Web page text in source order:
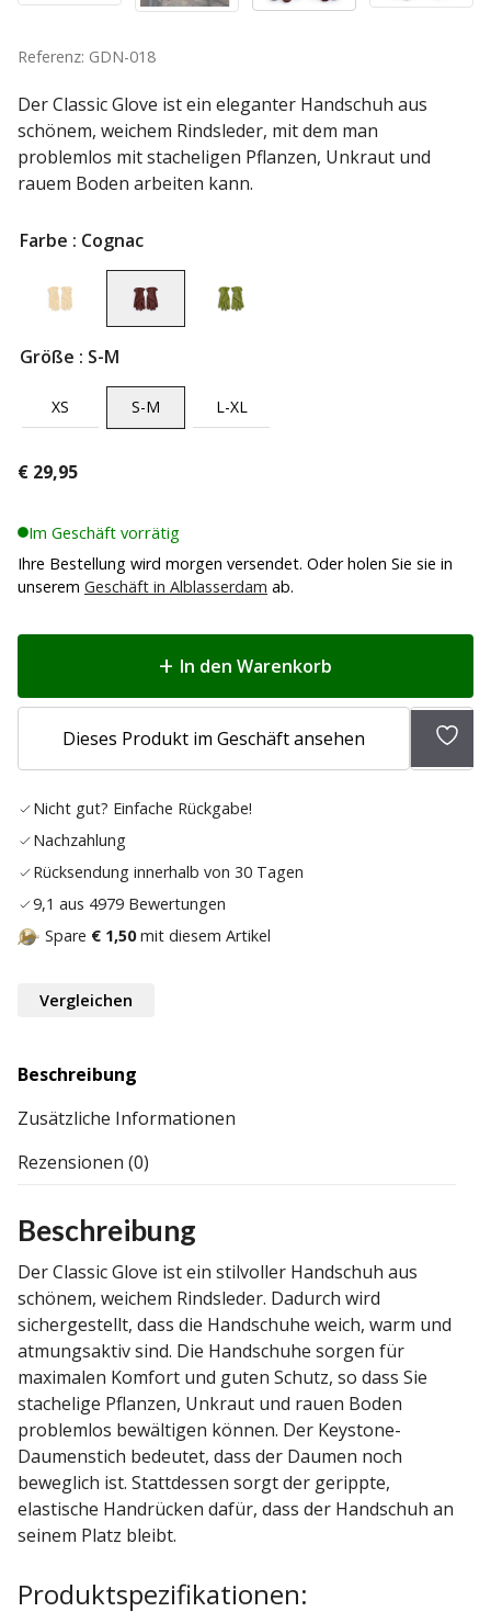
Referenz: GDN-018
Der Classic Glove ist ein eleganter Handschuh aus
schönem, weichem Rindsleder, mit dem man
problemlos mit stacheligen Pflanzen, Unkraut und
rauem Boden arbeiten kann.
Farbe : Cognac
Größe : S-M
XS S-M L-XL
€ 29,95
Im Geschäft vorrätig
Ihre Bestellung wird morgen versendet. Oder holen Sie sie in
unserem Geschäft in Alblasserdam ab.
In den Warenkorb
Dieses Produkt im Geschäft ansehen
Zur
Nicht gut? Einfache Rückgabe!
Nachzahlung
Rücksendung innerhalb von 30 Tagen
9,1 aus 4979 Bewertungen
Spare € 1,50mit diesem Artikel
Vergleichen
Beschreibung
Zusätzliche Informationen
Rezensionen (0)
Beschreibung
Der Classic Glove ist ein stilvoller Handschuh aus
schönem, weichem Rindsleder. Dadurch wird
sichergestellt, dass die Handschuhe weich, warm und
atmungsaktiv sind. Die Handschuhe sorgen für
maximalen Komfort und guten Schutz, so dass Sie
stachelige Pflanzen, Unkraut und rauen Boden
problemlos bewältigen können. Der Keystone-
Daumenstich bedeutet, dass der Daumen noch
beweglich ist. Stattdessen sorgt der gerippte,
elastische Handrücken dafür, dass der Handschuh an
seinem Platz bleibt.
Produktspezifikationen: